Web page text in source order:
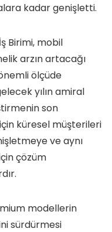
kadar genişletti.
Birimi, mobil
arzın artacağı
ölçüde
yılın amiral
son
küresel müşterileri
ve aynı
çözüm
modellerin
sürdürmesi